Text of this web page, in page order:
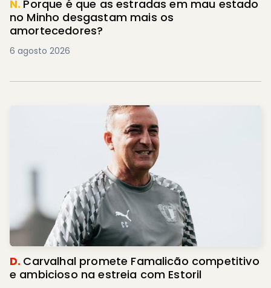
N. Porque é que as estradas em mau estado
no Minho desgastam mais os
amortecedores?
6 agosto 2026
D. Carvalhal promete Famalicão competitivo
e ambicioso na estreia com Estoril